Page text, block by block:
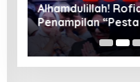
Alhamdulillah!
Penampilan
Sukaesih Berbuah